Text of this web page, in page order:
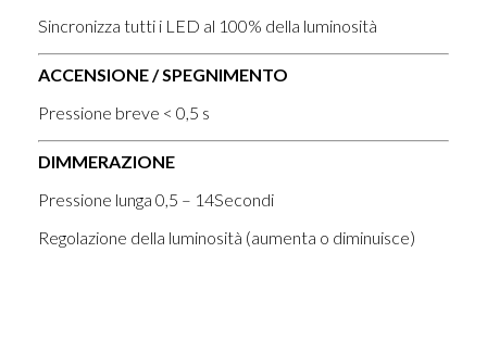
Sincronizza tutti i LED al 100% della luminosità
ACCENSIONE / SPEGNIMENTO
Pressione breve < 0,5 s
DIMMERAZIONE
Pressione lunga 0,5 – 14Secondi
Regolazione della luminosità (aumenta o diminuisce)